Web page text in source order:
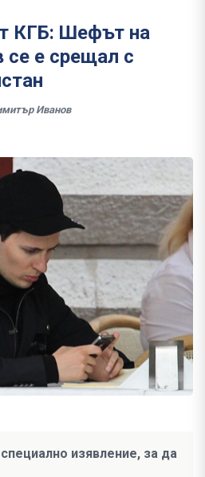
КГБ: Шефът на
се е срещал с
Иванов
изявление, за да